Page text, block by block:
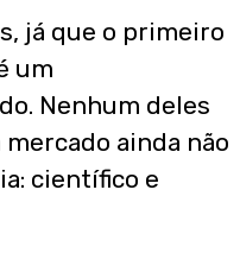
já que o primeiro
um
Nenhum deles
ainda não
científico e